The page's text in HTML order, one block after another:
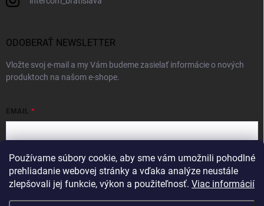
Používame súbory cookie, aby sme vám umožnili pohodlné
prehliadanie webovej stránky a vďaka analýze neustále
zlepšovali jej funkcie, výkon a použiteľnosť. Viac informácií
ODOBERAŤ NEWSLETTER
Vložte svoj e-mail a my Vám budeme zasielať informácie o nových
produktoch na našom e-shope.
EMAIL
Vložením e-mailu súhlasíte spodmienkami ochrany osobných údajov
Prihlásiť sa